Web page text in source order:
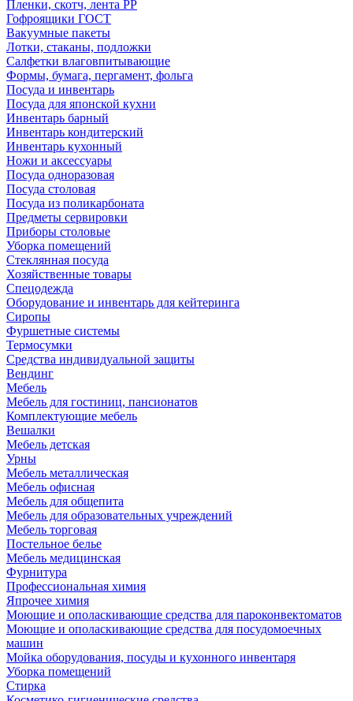
Пленки, скотч, лента РР
Гофроящики ГОСТ
Вакуумные пакеты
Лотки, стаканы, подложки
Салфетки влаговпитывающие
Формы, бумага, пергамент, фольга
Посуда и инвентарь
Посуда для японской кухни
Инвентарь барный
Инвентарь кондитерский
Инвентарь кухонный
Ножи и аксессуары
Посуда одноразовая
Посуда столовая
Посуда из поликарбоната
Предметы сервировки
Приборы столовые
Уборка помещений
Стеклянная посуда
Хозяйственные товары
Спецодежда
Оборудование и инвентарь для кейтеринга
Сиропы
Фуршетные системы
Термосумки
Средства индивидуальной защиты
Вендинг
Мебель
Мебель для гостиниц, пансионатов
Комплектующие мебель
Вешалки
Мебель детская
Урны
Мебель металлическая
Мебель офисная
Мебель для общепита
Мебель для образовательных учреждений
Мебель торговая
Постельное белье
Мебель медицинская
Фурнитура
Профессиональная химия
Япрочее химия
Моющие и ополаскивающие средства для пароконвектоматов
Моющие и ополаскивающие средства для посудомоечных
машин
Мойка оборудования, посуды и кухонного инвентаря
Уборка помещений
Стирка